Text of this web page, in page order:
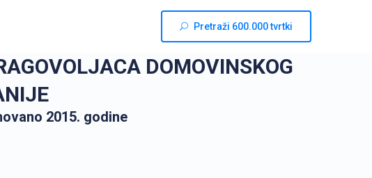
Pretraži 600.000 tvrtki
DOMOVINSKOG
2015. godine